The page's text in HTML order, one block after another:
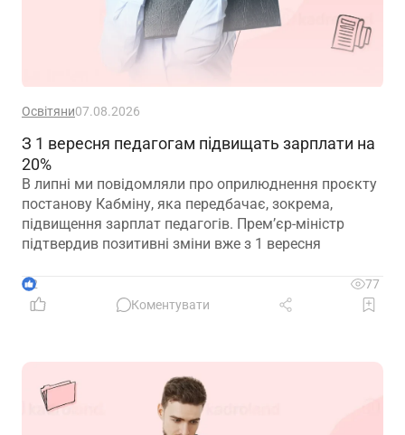
Освітяни07.08.2026
З 1 вересня педагогам підвищать зарплати на
20%
В липні ми повідомляли про оприлюднення проєкту
постанову Кабміну, яка передбачає, зокрема,
підвищення зарплат педагогів. Прем’єр-міністр
підтвердив позитивні зміни вже з 1 вересня
2
77
Коментувати